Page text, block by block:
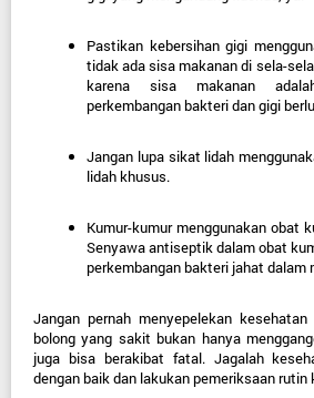
Pastikan kebersihan gigi
tidak ada sisa makanan di sela-
karena sisa makanan
perkembangan bakteri dan gigi
Jangan lupa sikat lidah
lidah khusus.
Kumur-kumur menggunakan obat
Senyawa antiseptik dalam obat
perkembangan bakteri jahat dalam
Jangan pernah menyepelekan
bolong yang sakit bukan hanya
juga bisa berakibat fatal. Jagalah
dengan baik dan lakukan pemeriksaan rutin